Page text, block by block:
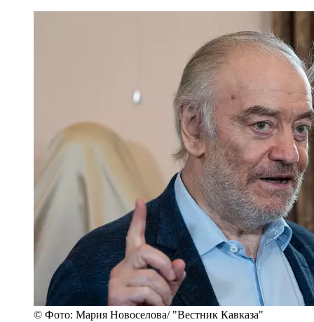
© Фото: Мария Новоселова/ "Вестник Кавказа"